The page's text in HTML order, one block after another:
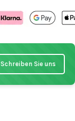
Schreiben Sie uns